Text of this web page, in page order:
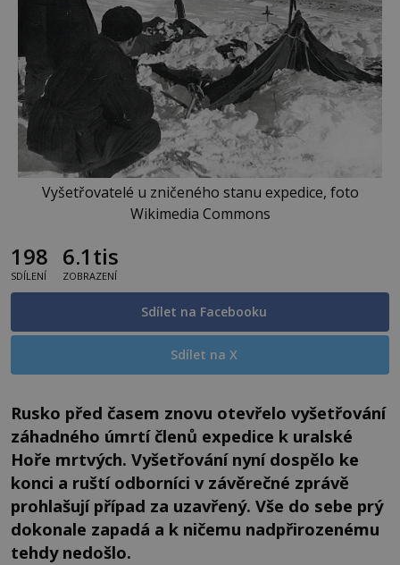
Vyšetřovatelé u zničeného stanu expedice, foto
Wikimedia Commons
198
SDÍLENÍ
6.1tis
ZOBRAZENÍ
Sdílet na Facebooku
Sdílet na X
Rusko před časem znovu otevřelo vyšetřování
záhadného úmrtí členů expedice k uralské
Hoře mrtvých. Vyšetřování nyní dospělo ke
konci a ruští odborníci v závěrečné zprávě
prohlašují případ za uzavřený. Vše do sebe prý
dokonale zapadá a k ničemu nadpřirozenému
tehdy nedošlo.